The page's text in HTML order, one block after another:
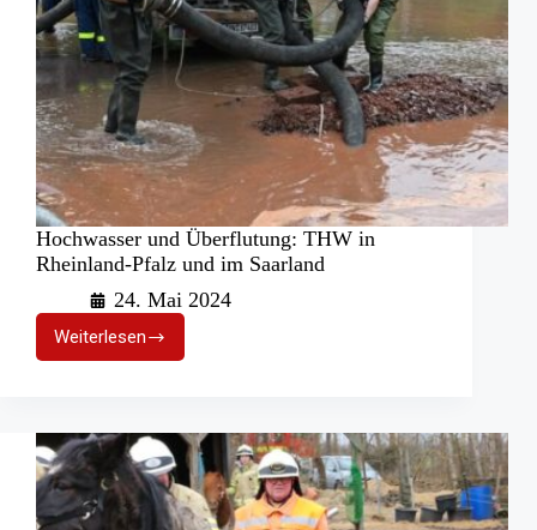
Hochwasser und Überflutung: THW in
Rheinland-Pfalz und im Saarland
24. Mai 2024
WeiterlesenHochwasser
und
in
Rheinland-
Pfalz
und
im